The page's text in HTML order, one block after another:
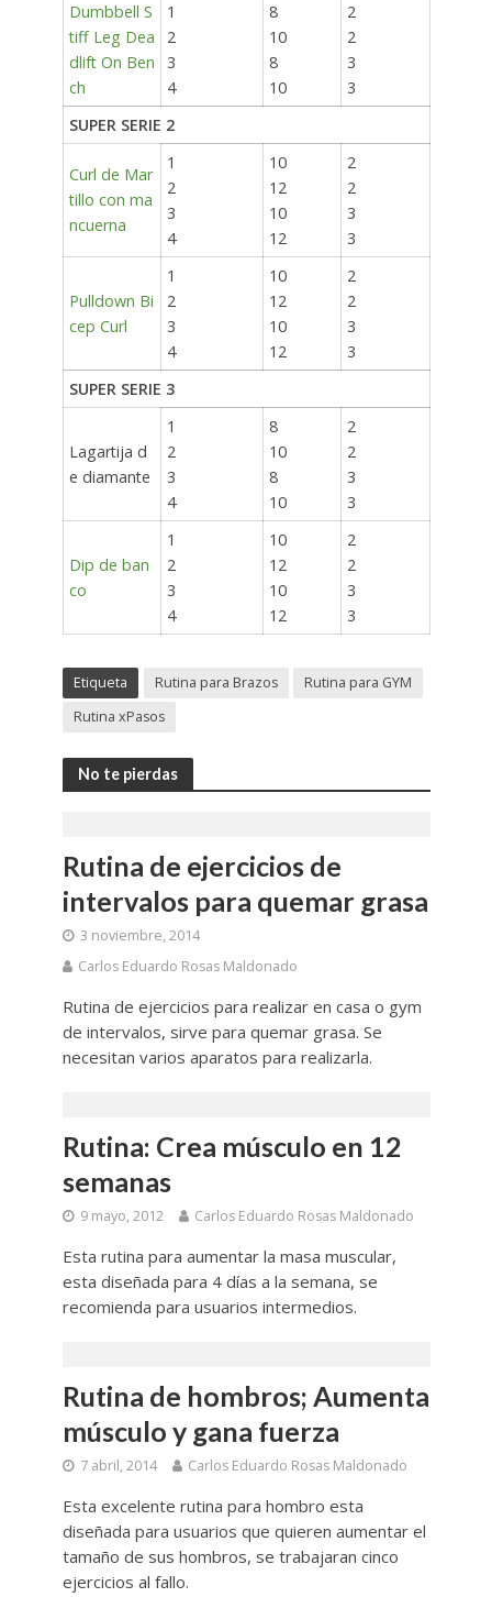
Dumbbell S
tiff Leg Dea
dlift On Ben
ch
1
2
3
4
8
10
8
10
2
2
3
3
SUPER SERIE 2
Curl de Mar
tillo con ma
ncuerna
1
2
3
4
10
12
10
12
2
2
3
3
Pulldown Bi
cep Curl
1
2
3
4
10
12
10
12
2
2
3
3
SUPER SERIE 3
Lagartija d
e diamante
1
2
3
4
8
10
8
10
2
2
3
3
Dip de ban
co
1
2
3
4
10
12
10
12
2
2
3
3
Etiqueta Rutina para Brazos
Rutina para GYM
Rutina xPasos
No te pierdas
Rutina de ejercicios de
intervalos para quemar grasa
3 noviembre, 2014
Carlos Eduardo Rosas Maldonado
Rutina de ejercicios para realizar en casa o gym
de intervalos, sirve para quemar grasa. Se
necesitan varios aparatos para realizarla.
Rutina: Crea músculo en 12
semanas
9 mayo, 2012 Carlos Eduardo Rosas Maldonado
Esta rutina para aumentar la masa muscular,
esta diseñada para 4 días a la semana, se
recomienda para usuarios intermedios.
Rutina de hombros; Aumenta
músculo y gana fuerza
7 abril, 2014 Carlos Eduardo Rosas Maldonado
Esta excelente rutina para hombro esta
diseñada para usuarios que quieren aumentar el
tamaño de sus hombros, se trabajaran cinco
ejercicios al fallo.